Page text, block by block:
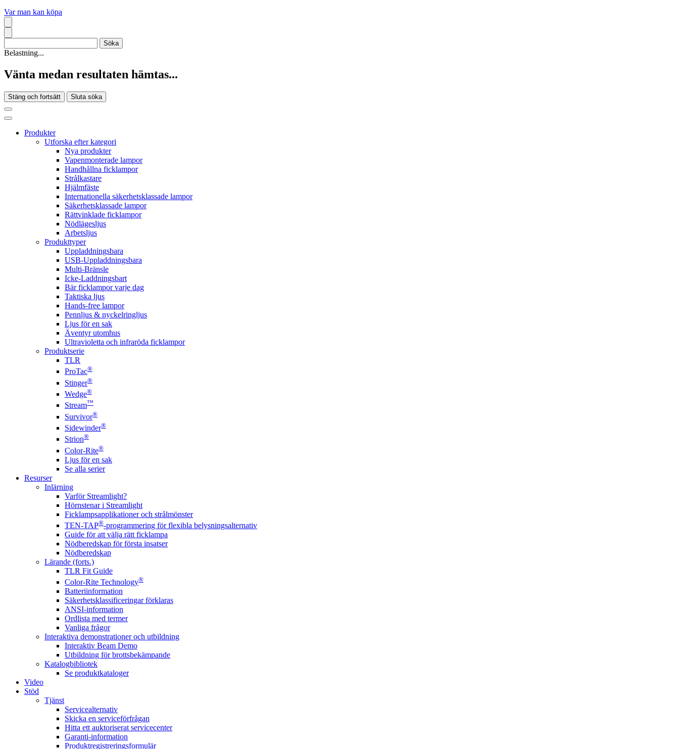
Var man kan köpa
Belastning...
Vänta medan resultaten hämtas...
Stäng och fortsätt Sluta söka
Produkter
Utforska efter kategori
Nya produkter
Vapenmonterade lampor
Handhållna ficklampor
Strålkastare
Hjälmfäste
Internationella säkerhetsklassade lampor
Säkerhetsklassade lampor
Rättvinklade ficklampor
Nödlägesljus
Arbetsljus
Produkttyper
Uppladdningsbara
USB-Uppladdningsbara
Multi-Bränsle
Icke-Laddningsbart
Bär ficklampor varje dag
Taktiska ljus
Hands-free lampor
Pennljus & nyckelringljus
Ljus för en sak
Äventyr utomhus
Ultravioletta och infraröda ficklampor
Produktserie
TLR
ProTac®
Stinger®
Wedge®
Stream™
Survivor®
Sidewinder®
Strion®
Color-Rite®
Ljus för en sak
Se alla serier
Resurser
Inlärning
Varför Streamlight?
Hörnstenar i Streamlight
Ficklampsapplikationer och strålmönster
TEN-TAP®-programmering för flexibla belysningsalternativ
Guide för att välja rätt ficklampa
Nödberedskap för första insatser
Nödberedskap
Lärande (forts.)
TLR Fit Guide
Color-Rite Technology®
Batteriinformation
Säkerhetsklassificeringar förklaras
ANSI-information
Ordlista med termer
Vanliga frågor
Interaktiva demonstrationer och utbildning
Interaktiv Beam Demo
Utbildning för brottsbekämpande
Katalogbibliotek
Se produktkataloger
Video
Stöd
Tjänst
Servicealternativ
Skicka en serviceförfrågan
Hitta ett auktoriserat servicecenter
Garanti-information
Produktregistreringsformulär